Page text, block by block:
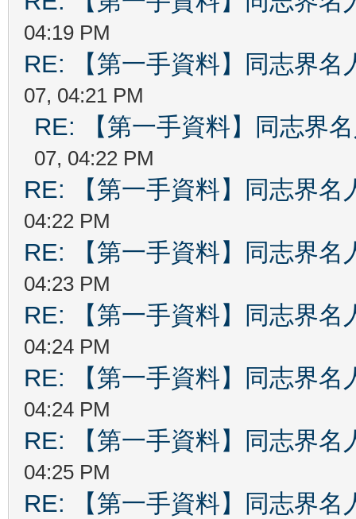
04:19 PM
RE: 【第一手資料】同志界名
07, 04:21 PM
RE: 【第一手資料】同志界
07, 04:22 PM
RE: 【第一手資料】同志界名
04:22 PM
RE: 【第一手資料】同志界名
04:23 PM
RE: 【第一手資料】同志界名
04:24 PM
RE: 【第一手資料】同志界名
04:24 PM
RE: 【第一手資料】同志界名
04:25 PM
RE: 【第一手資料】同志界名